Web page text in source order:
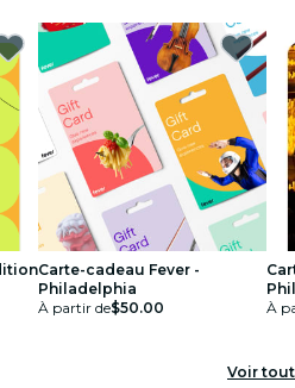
Carte-cadeau Fever -
Philadelphia
À partir de$50.00
À
Voir tout